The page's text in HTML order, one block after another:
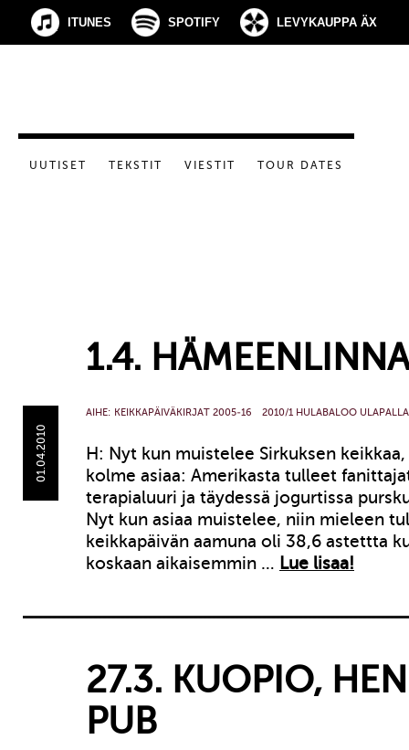
ITUNES SPOTIFY LEVYKAUPPA ÄX
UUTISET TEKSTIT VIESTIT TOUR DATES
1.4.
01.04.2010
AIHE: KEIKKAPÄIVÄKIRJAT 2005-16 2010/1 HULABALOO ULAPALLA
H: Nyt kun muistelee Sirkuksen
kolme asiaa: Amerikasta tulleet
terapialuuri ja täydessä jogurtissa
Nyt kun asiaa muistelee, niin mieleen
keikkapäivän aamuna oli 38,6 astettta
koskaan aikaisemmin … Lue lisaa!
27.3. KUOPIO,
PUB